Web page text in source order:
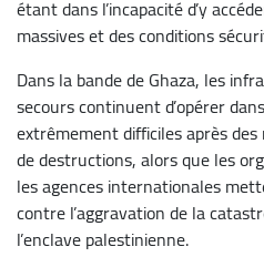
étant dans l’incapacité d’y
massives et des conditions
Dans la bande de Ghaza, les
secours continuent d’opérer
extrêmement difficiles après
de destructions, alors que les
les agences internationales
contre l’aggravation de la
l’enclave palestinienne.